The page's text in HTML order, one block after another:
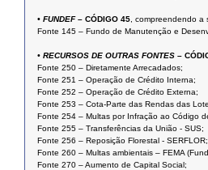
• FUNDEF– CÓDIGO 45 , compreendendo
Fonte 145 – Fundo de Manutenção e
• RECURSOS DE OUTRAS FONTES –
Fonte 250 – Diretamente Arrecadados;
Fonte 251 – Operação de Crédito Interna;
Fonte 252 – Operação de Crédito Externa;
Fonte 253 – Cota-Parte das Rendas das
Fonte 254 – Multas por Infração ao Código
Fonte 255 – Transferências da União - SUS;
Fonte 256 – Reposição Florestal - SERFLOR;
Fonte 260 – Multas ambientais – FEMA
Fonte 270 – Aumento de Capital Social;